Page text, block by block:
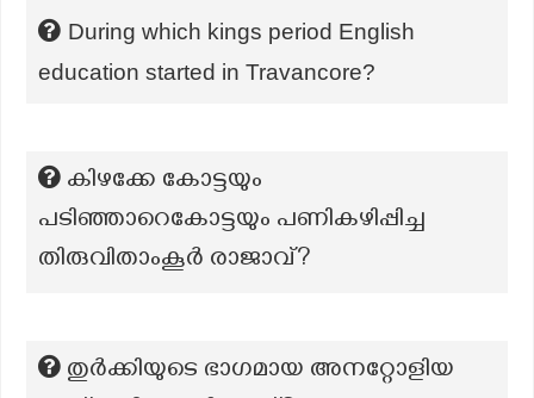
During which kings period English
education started in Travancore?
കിഴക്കേ കോട്ടയും
പടിഞ്ഞാറെകോട്ടയും പണികഴിപ്പിച്ച
തിരുവിതാംകൂർ രാജാവ്?
തുർക്കിയുടെ ഭാഗമായ അനറ്റോളിയ